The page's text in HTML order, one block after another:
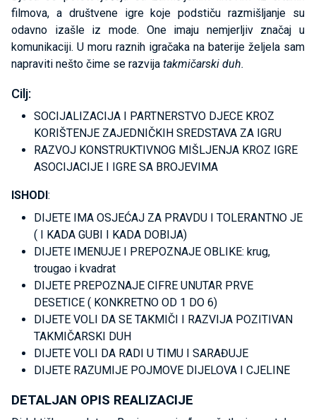
filmova, a društvene igre koje podstiču razmišljanje su
odavno izašle iz mode. One imaju nemjerljiv značaj u
komunikaciji. U moru raznih igračaka na baterije željela sam
napraviti nešto čime se razvija takmičarski duh.
Cilj:
SOCIJALIZACIJA I PARTNERSTVO DJECE KROZ
KORIŠTENJE ZAJEDNIČKIH SREDSTAVA ZA IGRU
RAZVOJ KONSTRUKTIVNOG MIŠLJENJA KROZ IGRE
ASOCIJACIJE I IGRE SA BROJEVIMA
ISHODI:
DIJETE IMA OSJEĆAJ ZA PRAVDU I TOLERANTNO JE
( I KADA GUBI I KADA DOBIJA)
DIJETE IMENUJE I PREPOZNAJE OBLIKE: krug,
trougao i kvadrat
DIJETE PREPOZNAJE CIFRE UNUTAR PRVE
DESETICE ( KONKRETNO OD 1 DO 6)
DIJETE VOLI DA SE TAKMIČI I RAZVIJA POZITIVAN
TAKMIČARSKI DUH
DIJETE VOLI DA RADI U TIMU I SARAĐUJE
DIJETE RAZUMIJE POJMOVE DIJELOVA I CJELINE
DETALJAN OPIS REALIZACIJE